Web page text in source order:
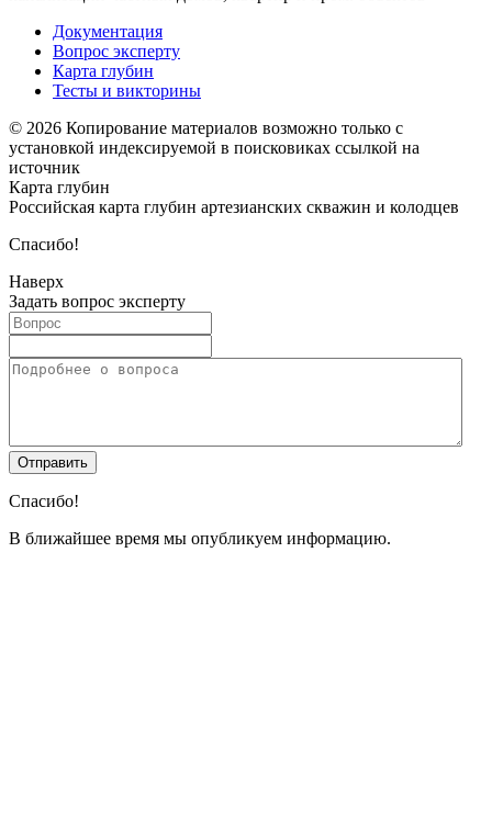
Документация
Вопрос эксперту
Карта глубин
Тесты и викторины
© 2026 Копирование материалов возможно только с
установкой индексируемой в поисковиках ссылкой на
источник
Карта глубин
Российская карта глубин артезианских скважин и колодцев
Спасибо!
Наверх
Задать вопрос эксперту
Спасибо!
В ближайшее время мы опубликуем информацию.